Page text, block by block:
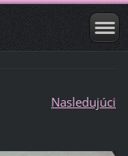
Nasledujúci